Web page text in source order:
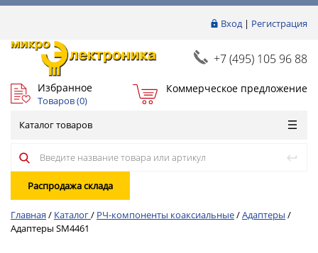
Вход| Регистрация
+7 (495) 105 96 88
Избранное
Товаров (0)
Коммерческое предложение
Каталог товаров
Распродажа склада
Главная / Каталог/ РЧ-компоненты коаксиальные/Адаптеры /
Адаптеры SM4461